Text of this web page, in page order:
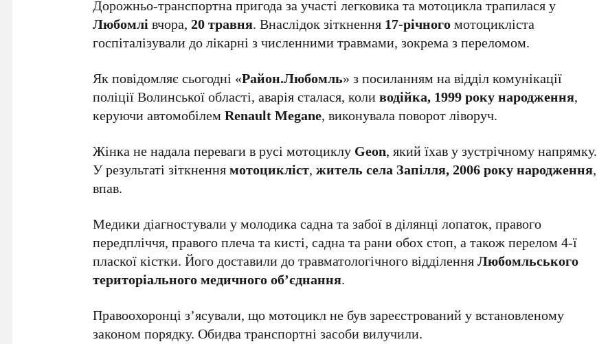
Дорожньо-транспортна пригода за участі легковика та мотоцикла трапилася у
Любомлівчора,20 травня. Внаслідок зіткнення 17-річногомотоцикліста
госпіталізували до лікарні з численними травмами, зокрема з переломом.
Як повідомляє сьогодні «Район.Любомль» з посиланням на відділ комунікації
поліції Волинської області, аварія сталася, коливодійка, 1999 року народження,
керуючи автомобілемRenault Megane, виконувала поворот ліворуч.
Жінка не надала переваги в русі мотоциклу Geon, який їхав у зустрічному напрямку.
У результаті зіткненнямотоцикліст,житель села Запілля, 2006 року народження,
впав.
Медики діагностували у молодика садна та забої в ділянці лопаток, правого
передпліччя, правого плеча та кисті, садна та рани обох стоп, а також перелом 4-ї
пласкої кістки. Його доставили до травматологічного відділенняЛюбомльського
територіального медичного об’єднання.
Правоохоронці з’ясували, що мотоцикл не був зареєстрований у встановленому
законом порядку. Обидва транспортні засоби вилучили.